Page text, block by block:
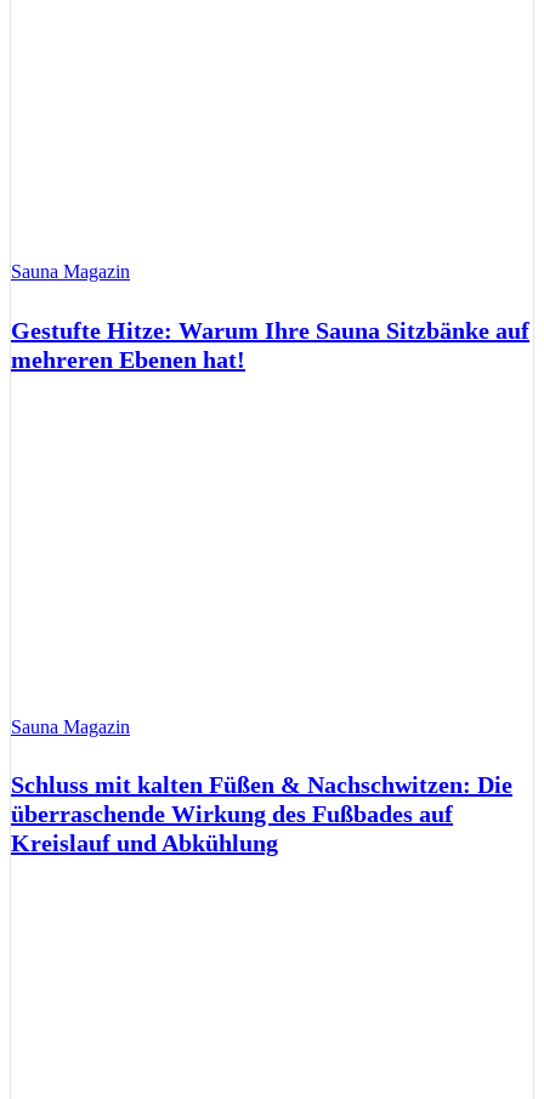
Sauna Magazin
Gestufte Hitze: Warum Ihre Sauna Sitzbänke auf
mehreren Ebenen hat!
Sauna Magazin
Schluss mit kalten Füßen & Nachschwitzen: Die
überraschende Wirkung des Fußbades auf
Kreislauf und Abkühlung